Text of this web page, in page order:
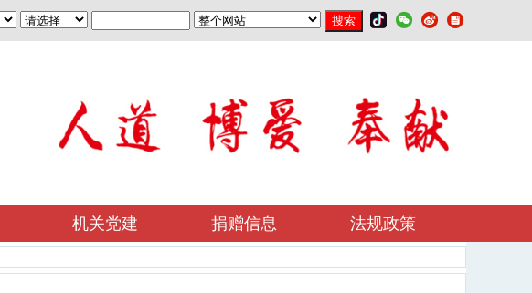
机关党建 捐赠信息 法规政策